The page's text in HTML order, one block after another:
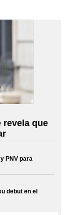
revela que
PNV para
debut en el